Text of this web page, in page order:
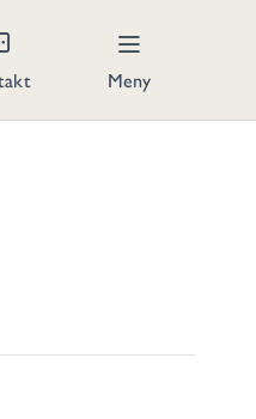
Meny